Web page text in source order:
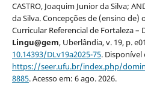
CASTRO, Joaquim Junior da Silva;
da Silva. Concepções de (ensino
Curricular Referencial de Fortaleza –
Lingu@gem, Uberlândia, v. 19, p.
10.14393/DLv19a2025-75. Disponível
https://seer.ufu.br/index.php/
8885. Acesso em: 6 ago. 2026.